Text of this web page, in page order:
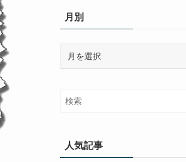
ー月別
人気記事